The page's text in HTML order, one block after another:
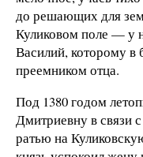
до решающих для
Куликовом поле — у
Василий, которому
преемником отца.
Под 1380 годом
Дмитриевну в связи
ратью на